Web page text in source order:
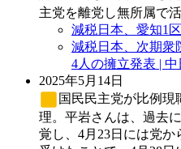
主党を離党し無所属で
減税日本、愛知1
減税日本、次期衆
4人の擁立発表 | 中
2025年5月14日
国民民主党が比例現
理。平岩さんは、過去
覚し、4月23日には党